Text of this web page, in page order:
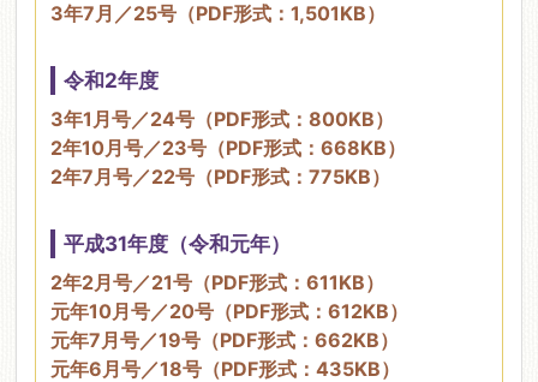
3年7月／25号（PDF形式：1,501KB）
令和2年度
3年1月号／24号（PDF形式：800KB）
2年10月号／23号（PDF形式：668KB）
2年7月号／22号（PDF形式：775KB）
平成31年度（令和元年）
2年2月号／21号（PDF形式：611KB）
元年10月号／20号（PDF形式：612KB）
元年7月号／19号（PDF形式：662KB）
元年6月号／18号（PDF形式：435KB）